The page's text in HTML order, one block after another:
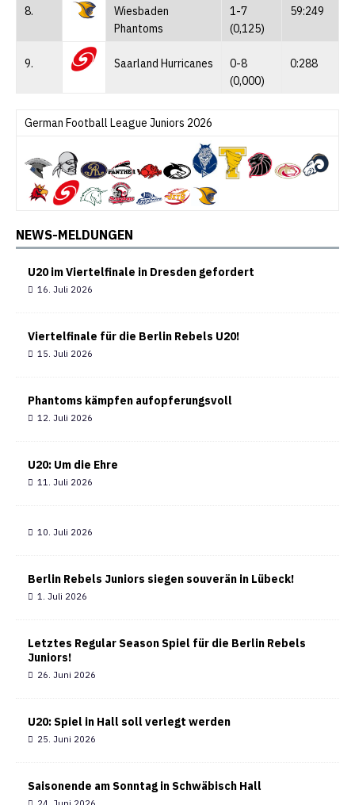
8.
Wiesbaden
Phantoms
1-7
(0,125)
59:249
9. Saarland Hurricanes
0-8
(0,000)
0:288
German Football League Juniors 2026
NEWS-MELDUNGEN
U20 im Viertelfinale in Dresden gefordert
16. Juli 2026
Viertelfinale für die Berlin Rebels U20!
15. Juli 2026
Phantoms kämpfen aufopferungsvoll
12. Juli 2026
U20: Um die Ehre
11. Juli 2026
10. Juli 2026
Berlin Rebels Juniors siegen souverän in Lübeck!
1. Juli 2026
Letztes Regular Season Spiel für die Berlin Rebels
Juniors!
26. Juni 2026
U20: Spiel in Hall soll verlegt werden
25. Juni 2026
Saisonende am Sonntag in Schwäbisch Hall